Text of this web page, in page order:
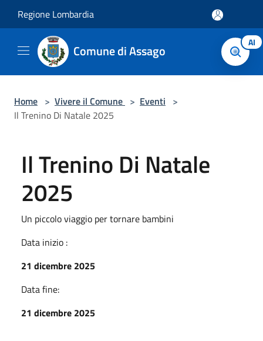
Regione Lombardia
Comune di Assago AI
Home > Vivere il Comune > Eventi >
Il Trenino Di Natale 2025
Il Trenino Di Natale
2025
Un piccolo viaggio per tornare bambini
Data inizio :
21 dicembre 2025
Data fine:
21 dicembre 2025